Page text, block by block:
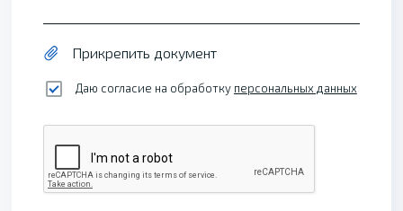
Прикрепить документ
Даю согласие на обработку персональных данных